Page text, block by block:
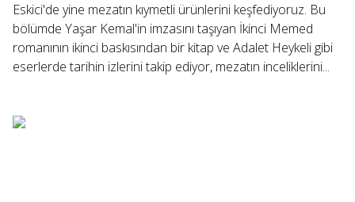
Eskici'de yine mezatın kıymetli ürünlerini keşfediyoruz. Bu
bölümde Yaşar Kemal'in imzasını taşıyan İkinci Memed
romanının ikinci baskısından bir kitap ve Adalet Heykeli gibi
eserlerde tarihin izlerini takip ediyor, mezatın inceliklerini...